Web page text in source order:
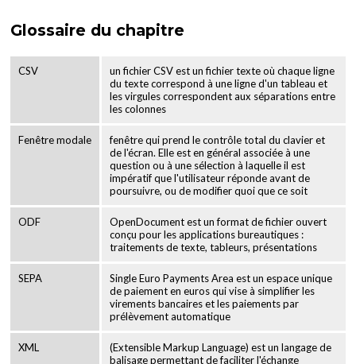
Glossaire du chapitre
CSV
un fichier CSV est un fichier texte où chaque ligne
du texte correspond à une ligne d'un tableau et
les virgules correspondent aux séparations entre
les colonnes
Fenêtre modale
fenêtre qui prend le contrôle total du clavier et
de l'écran. Elle est en général associée à une
question ou à une sélection à laquelle il est
impératif que l'utilisateur réponde avant de
poursuivre, ou de modifier quoi que ce soit
ODF
OpenDocument est un format de fichier ouvert
conçu pour les applications bureautiques :
traitements de texte, tableurs, présentations
SEPA
Single Euro Payments Area est un espace unique
de paiement en euros qui vise à simplifier les
virements bancaires et les paiements par
prélèvement automatique
XML
(Extensible Markup Language) est un langage de
balisage permettant de faciliter l'échange